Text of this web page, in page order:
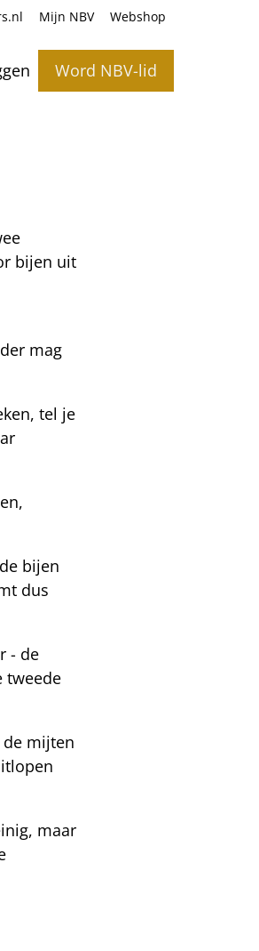
Word NBV-lid
Mijn NBV Webshop
bijen uit
mag
tel je
bijen
dus
- de
tweede
de mijten
maar